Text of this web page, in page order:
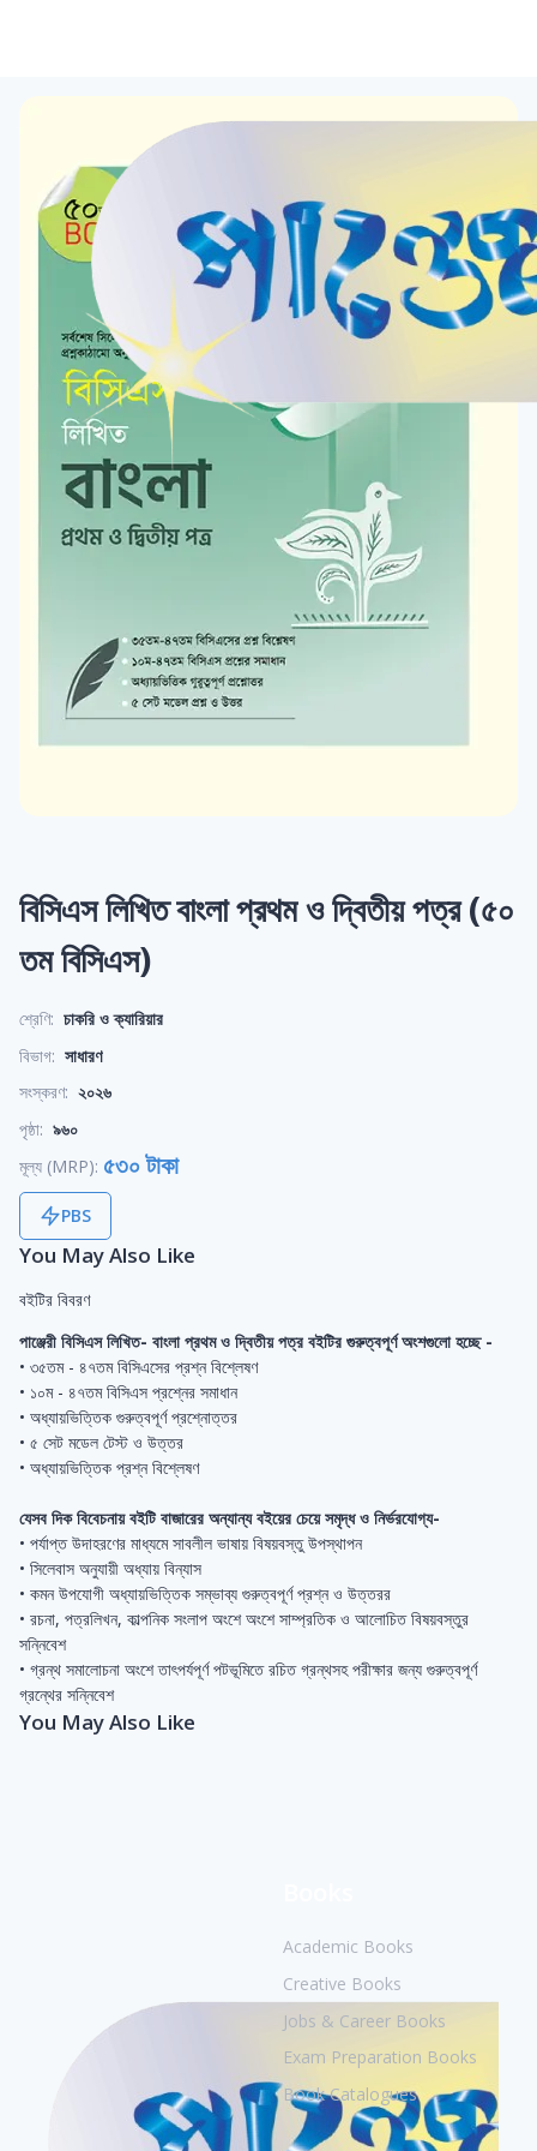
বিসিএস লিখিত বাংলা প্রথম ও দ্বিতীয় পত্র (৫০
তম বিসিএস)
শ্রেণি: চাকরি ও ক্যারিয়ার
বিভাগ: সাধারণ
সংস্করণ: ২০২৬
পৃষ্ঠা: ৯৬০
মূল্য (MRP): ৫৩০ টাকা
PBS
You May Also Like
বইটির বিবরণ
পাঞ্জেরী বিসিএস লিখিত- বাংলা প্রথম ও দ্বিতীয় পত্র বইটির গুরুত্বপূর্ণ অংশগুলো হচ্ছে -
• ৩৫তম - ৪৭তম বিসিএসের প্রশ্ন বিশ্লেষণ
• ১০ম - ৪৭তম বিসিএস প্রশ্নের সমাধান
• অধ্যায়ভিত্তিক গুরুত্বপূর্ণ প্রশ্নোত্তর
• ৫ সেট মডেল টেস্ট ও উত্তর
• অধ্যায়ভিত্তিক প্রশ্ন বিশ্লেষণ
যেসব দিক বিবেচনায় বইটি বাজারের অন্যান্য বইয়ের চেয়ে সমৃদ্ধ ও নির্ভরযোগ্য-
• পর্যাপ্ত উদাহরণের মাধ্যমে সাবলীল ভাষায় বিষয়বস্তু উপস্থাপন
• সিলেবাস অনুযায়ী অধ্যায় বিন্যাস
• কমন উপযোগী অধ্যায়ভিত্তিক সম্ভাব্য গুরুত্বপূর্ণ প্রশ্ন ও উত্তরর
• রচনা, পত্রলিখন, কাল্পনিক সংলাপ অংশে অংশে সাম্প্রতিক ও আলোচিত বিষয়বস্তুর
সন্নিবেশ
• গ্রন্থ সমালোচনা অংশে তাৎপর্যপূর্ণ পটভূমিতে রচিত গ্রন্থসহ পরীক্ষার জন্য গুরুত্বপূর্ণ
গ্রন্থের সন্নিবেশ
You May Also Like
Academic Books
Creative Books
Jobs & Career Books
Exam Preparation Books
Book Catalogues